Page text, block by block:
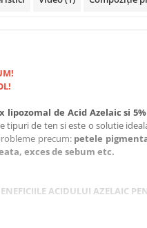
lipozomal de Acid Azelaic si
tipuri de ten si este o solutie
precum: petele
exces de sebum etc.
ACIDULUI AZELAIC